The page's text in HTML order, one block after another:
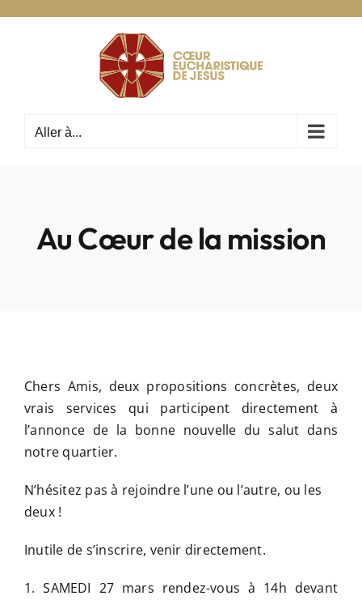
Aller à...
Au Cœur de la mission
Chers Amis, deux propositions concrètes, deux
vrais services qui participent directement à
l’annonce de la bonne nouvelle du salut dans
notre quartier.
N’hésitez pas à rejoindre l’une ou l’autre, ou les
deux !
Inutile de s’inscrire, venir directement.
1. SAMEDI 27 mars rendez-vous à 14h devant